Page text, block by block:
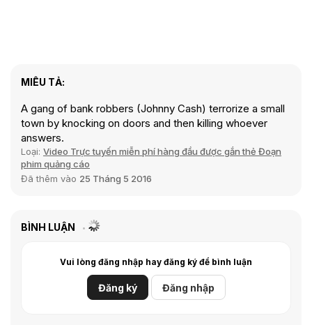
MIÊU TẢ:
A gang of bank robbers (Johnny Cash) terrorize a small
town by knocking on doors and then killing whoever
answers.
Loại: Video Trực tuyến miễn phí hàng đầu được gắn thẻ Đoạn
phim quảng cáo
Đã thêm vào 25 Tháng 5 2016
BÌNH LUẬN
Vui lòng đăng nhập hay đăng ký để bình luận
Đăng ký Đăng nhập